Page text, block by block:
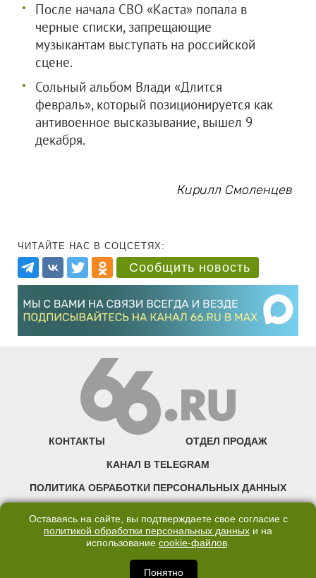
После начала СВО «Каста» попала в
черные списки, запрещающие
музыкантам выступать на российской
сцене.
Сольный альбом Влади «Длится
февраль», который позиционируется как
антивоенное высказывание, вышел 9
декабря.
Кирилл Смоленцев
ЧИТАЙТЕ НАС В СОЦСЕТЯХ:
Сообщить новость
КОНТАКТЫ ОТДЕЛ ПРОДАЖ
КАНАЛ В TELEGRAM
ПОЛИТИКА ОБРАБОТКИ ПЕРСОНАЛЬНЫХ ДАННЫХ
©2007—2025 66.RU. Воспроизведение, сообщение, доведение до всеобщего
правообладателя запрещено. Сетевое издание «Современный портал
Екатеринбурга — «66.ru» (18+) зарегистрировано Федеральной службой по
Оставаясь на сайте, вы подтверждаете свое согласие с
политикой обработки персональных данных и на
использование cookie-файлов.
Понятно